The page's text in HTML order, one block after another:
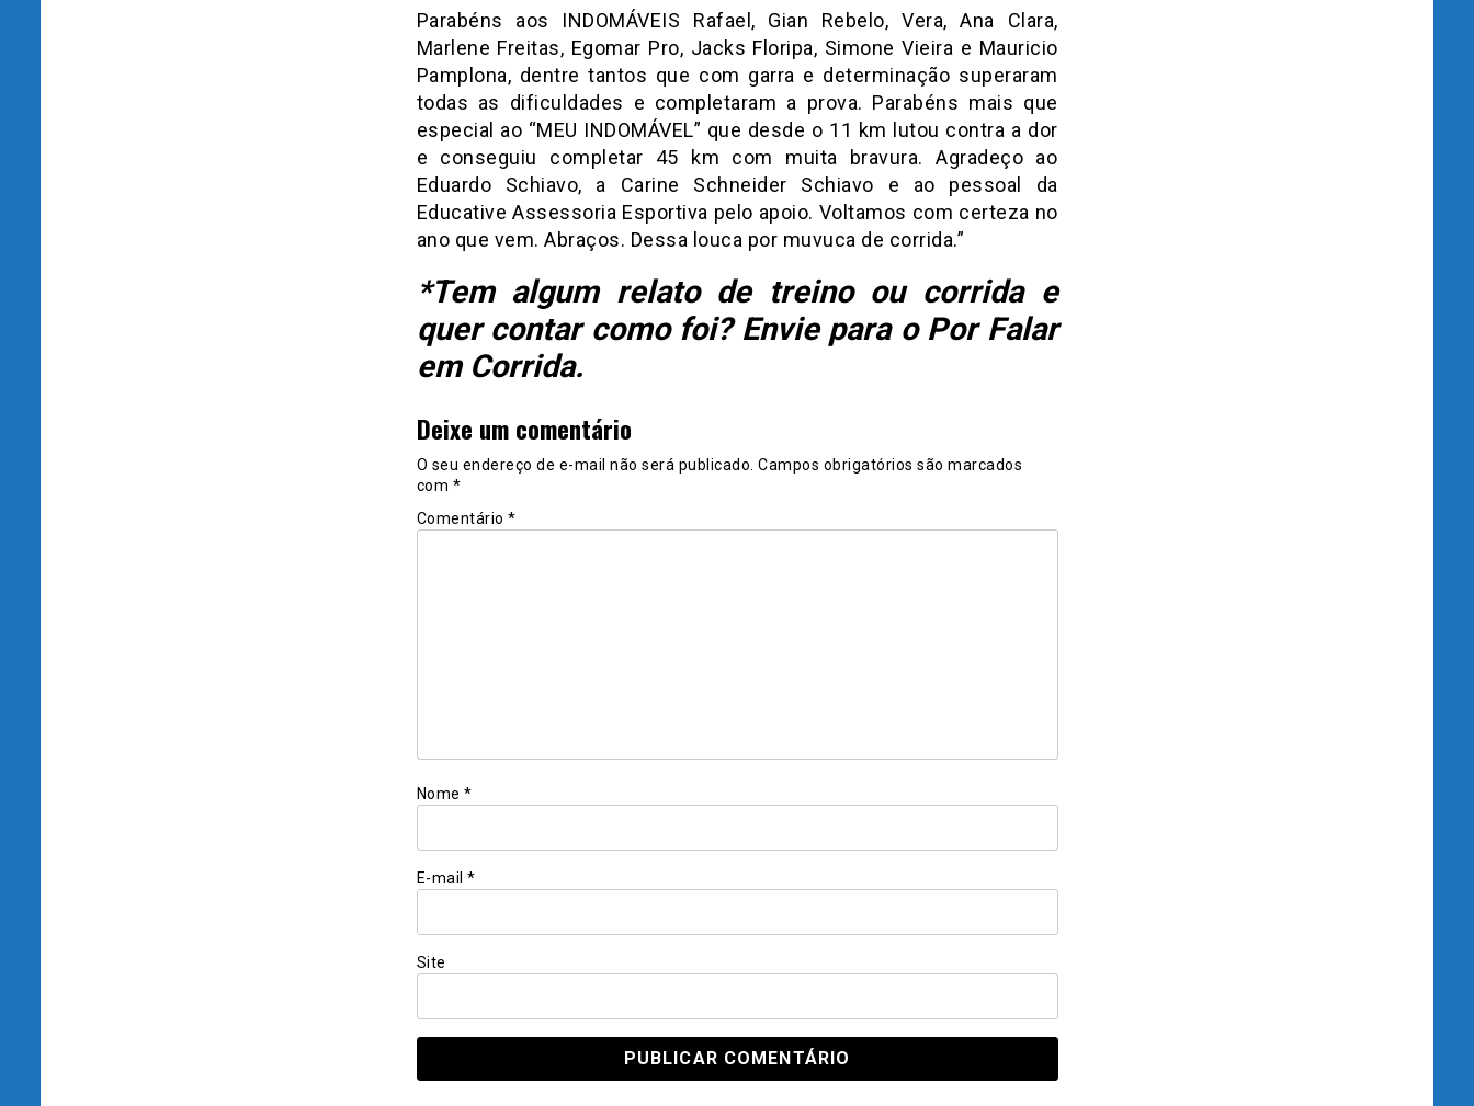
Parabéns aos INDOMÁVEIS Rafael, Gian Rebelo, Vera, Ana Clara,
Marlene Freitas, Egomar Pro, Jacks Floripa, Simone Vieira e Mauricio
Pamplona, dentre tantos que com garra e determinação superaram
todas as dificuldades e completaram a prova. Parabéns mais que
especial ao “MEU INDOMÁVEL” que desde o 11 km lutou contra a dor
e conseguiu completar 45 km com muita bravura. Agradeço ao
Eduardo Schiavo, a Carine Schneider Schiavo e ao pessoal da
Educative Assessoria Esportiva pelo apoio. Voltamos com certeza no
ano que vem. Abraços. Dessa louca por muvuca de corrida.”
*Tem algum relato de treino ou corrida e
quer contar como foi? Envie para o Por Falar
em Corrida.
Deixe um comentário
O seu endereço de e-mail não será publicado. Campos obrigatórios são marcados
com *
Comentário *
Nome *
E-mail *
Site